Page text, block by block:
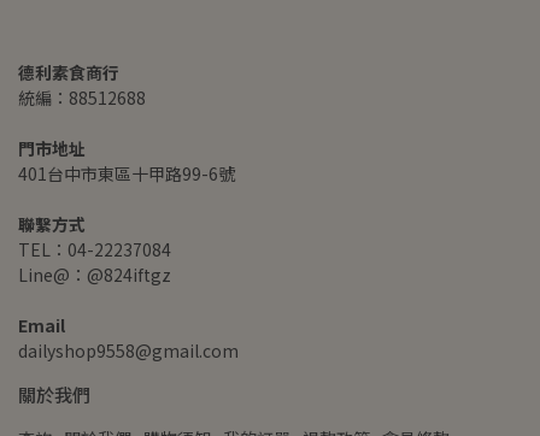
德利素食商行
統編：88512688
門市地址
401台中市東區十甲路99-6號
聯繫方式
TEL：04-22237084
Line@：@824iftgz
Email
dailyshop9558@gmail.com
關於我們